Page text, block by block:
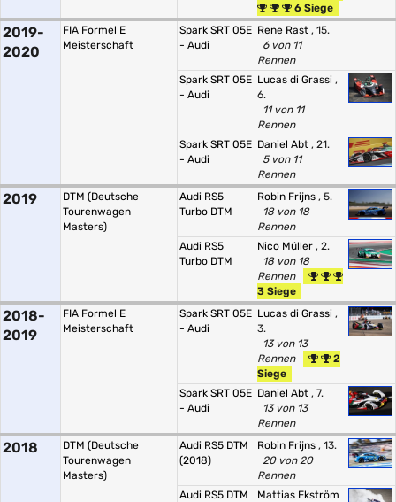
6 Siege
2019-
2020
FIA Formel E
Meisterschaft
Spark SRT 05E
- Audi
Rene Rast , 15.
6 von 11
Rennen
Spark SRT 05E
- Audi
Lucas di Grassi ,
6.
11 von 11
Rennen
Spark SRT 05E
- Audi
Daniel Abt , 21.
5 von 11
Rennen
2019
DTM (Deutsche
Tourenwagen
Masters)
Audi RS5
Turbo DTM
Robin Frijns , 5.
18 von 18
Rennen
Audi RS5
Turbo DTM
Nico Müller , 2.
18 von 18
Rennen
3 Siege
2018-
2019
FIA Formel E
Meisterschaft
Spark SRT 05E
- Audi
Lucas di Grassi ,
3.
13 von 13
Rennen
2
Siege
Spark SRT 05E
- Audi
Daniel Abt , 7.
13 von 13
Rennen
2018
DTM (Deutsche
Tourenwagen
Masters)
Audi RS5 DTM
(2018)
Robin Frijns , 13.
20 von 20
Rennen
Audi RS5 DTM
Mattias Ekström